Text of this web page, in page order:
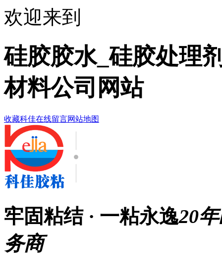
欢迎来到
硅胶胶水_硅胶处理
材料公司网站
收藏科佳在线留言网站地图
牢固粘结 · 一粘永逸20
务商